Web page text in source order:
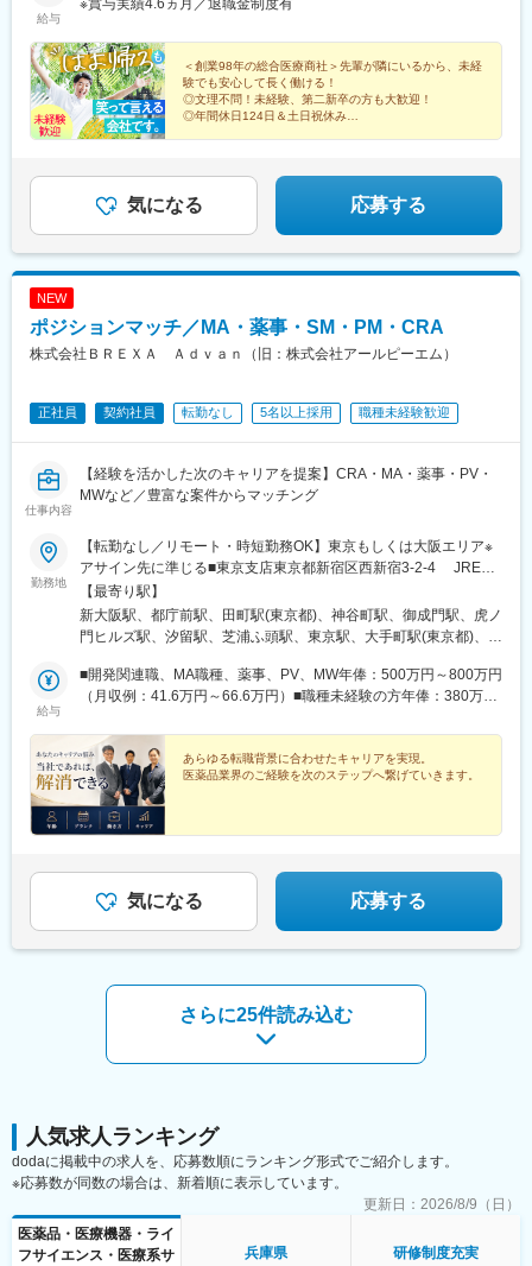
高槻市井尻2-14-8東大阪営業所／大阪府東大阪市菱江4-6-9神戸営
業所／兵庫県神戸市東灘区向洋町中6-9 神戸ファッションマート
5W-04舞鶴支店／京都府舞鶴市字女布小字馬場143番地1京丹後営
業所／京都府京丹後市大宮町周枳2226番地1滋賀支店／滋賀県栗
東市伊勢落730番地1※受動喫煙対策：屋内禁煙（喫煙場所あり）
給与
＜創業98年の総合医療商社＞先輩が隣にいるから、未経
験でも安心して長く働ける！
◎文理不問！未経験、第二新卒の方も大歓迎！
◎年間休日124日＆土日祝休み
気になる 応募する
NEW
ポジションマッチ／MA・薬事・SM・PM・CRA
株式会社ＢＲＥＸＡ Ａｄｖａｎ（旧：株式会社アールピーエム）
正社員 契約社員 転勤なし 5名以上採用 職種未経験歓迎
仕事内容
【経験を活かした次のキャリアを提案】CRA・MA・薬事・PV・
MWなど／豊富な案件からマッチング
勤務地
【転勤なし／リモート・時短勤務OK】東京もしくは大阪エリア※
アサイン先に準じる■東京支店東京都新宿区西新宿3-2-4 JRE西
新宿テラス5F＜アクセス＞各線「新宿駅」南口より徒歩10分※地
下道「0-1」出口より徒歩1分＜クライアント先／東京都内＞港
区、千代田区、中央区、品川区、世田谷区、大田区、渋谷区、豊
タワー19F＜アクセス＞「新大阪駅」より徒歩4分＜クライアント
先／大阪府・兵庫県・京都府など＞大阪市北区、大阪市中央区、
内禁煙／アサイン先に準ずる）======POINT======★経験を活
かせる多彩なキャリアパス★キャリアチェンジ・ブランク復帰歓
迎★リモート・時短勤務相談可★年間休日127日／残業月平均10
時間程度★50代・60代の入社実績多数★嘱託社員制度あり★取引
先300社超・案件120以上
【最寄り駅】
新大阪駅、都庁前駅、田町駅(東京都)、神谷町駅、御成門駅、虎ノ
門ヒルズ駅、汐留駅、芝浦ふ頭駅、東京駅、大手町駅(東京都)、築
蒲田駅、千駄ケ谷駅、恵比寿駅、池袋駅、大阪駅、心斎橋駅、神
戸三宮駅(阪神)、渡辺橋駅、本町駅、打出駅、大阪ビジネスパーク
駅、南新宿駅、三田駅(東京都)、六本木一丁目駅、新橋駅、二重橋
前駅、築地市場駅、宝町駅(東京都)、新富町駅(東京都)、三越前
駅、大崎広小路駅、二子新地駅、京急蒲田駅、北参道駅、都電雑
司ケ谷駅、西梅田駅、東三国駅、中之島駅、阿波座駅、京橋駅(大
阪府)、肥後橋駅、梅田駅(地下鉄)、土居駅(大阪府)、松屋町駅、新
駅、月島駅、茅場町駅、五反田駅、国立競技場駅、東池袋駅、大
阪梅田駅(阪神線)、四ツ橋駅、東淀川駅、三宮・花時計前駅、大阪
城公園駅、大江橋駅、太子橋今市駅
給与
■開発関連職、MA職種、薬事、PV、MW年俸：500万円～800万円
（月収例：41.6万円～66.6万円）■職種未経験の方年俸：380万円
支給いたします。・経験・スキル等を総合的に考慮の上、算定し
ます。・残業代、交通費、出張日当は別途全額支給いたしま
す。・年齢や定年による年収変動はありません。【年収例】経験
や専門性を考慮し、ポジション・待遇を決定しています。・年収
525万円（CRA／30代前半）・年収550万円（MA／30代前半）・
あらゆる転職背景に合わせたキャリアを実現。
医薬品業界のご経験を次のステップへ繋げていきます。
気になる 応募する
さらに25件読み込む
人気求人ランキング
dodaに掲載中の求人を、応募数順にランキング形式でご紹介します。
※応募数が同数の場合は、新着順に表示しています。
更新日： 2026/8/9（日）
医薬品・医療機器・ライ
フサイエンス・医療系サ
兵庫県 研修制度充実